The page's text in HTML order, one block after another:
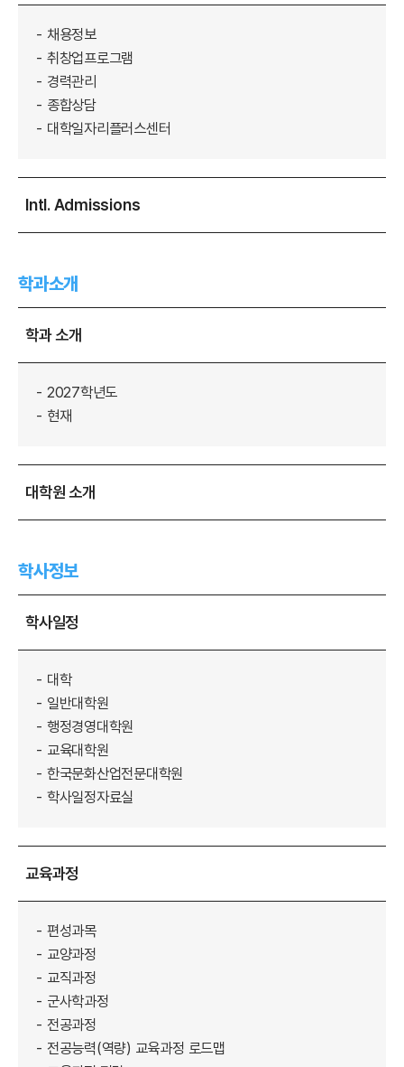
채용정보
취창업프로그램
경력관리
종합상담
대학일자리플러스센터
Intl. Admissions
학과소개
학과 소개
2027학년도
현재
대학원 소개
학사정보
학사일정
대학
일반대학원
행정경영대학원
교육대학원
한국문화산업전문대학원
학사일정자료실
교육과정
편성과목
교양과정
교직과정
군사학과정
전공과정
전공능력(역량) 교육과정 로드맵